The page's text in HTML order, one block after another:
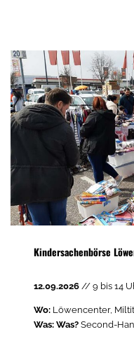
Kindersachenbörse
12.09.2026 // 9 bis 14
Wo: Löwencenter,
Was: Was? Second-